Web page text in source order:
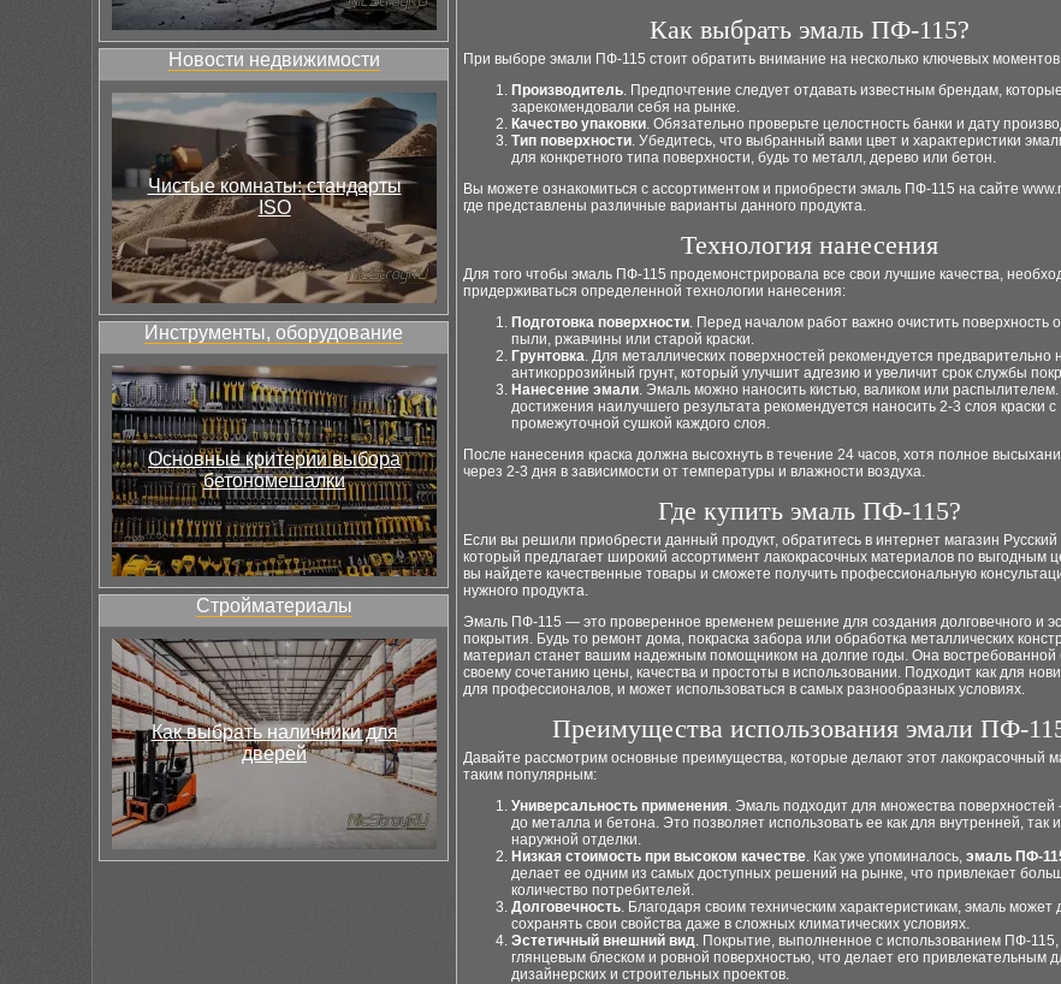
Новости недвижимости
Чистые комнаты: стандарты
ISO
Инструменты, оборудование
Основные критерии выбора
бетономешалки
Стройматериалы
Как выбрать наличники для
дверей
Как выбрать эмаль ПФ-115?
При выборе эмали ПФ-115 стоит обратить внимание на несколько ключевых
Производитель. Предпочтение следует отдавать известным брендам, которые
зарекомендовали себя на рынке.
Качество упаковки. Обязательно проверьте целостность банки и дату
Тип поверхности. Убедитесь, что выбранный вами цвет и характеристики
для конкретного типа поверхности, будь то металл, дерево или бетон.
Вы можете ознакомиться с ассортиментом и приобрести эмаль ПФ-115 на сайте
где представлены различные варианты данного продукта.
Технология нанесения
Для того чтобы эмаль ПФ-115 продемонстрировала все свои лучшие качества,
придерживаться определенной технологии нанесения:
Подготовка поверхности. Перед началом работ важно очистить поверхность
пыли, ржавчины или старой краски.
Грунтовка. Для металлических поверхностей рекомендуется предварительно
антикоррозийный грунт, который улучшит адгезию и увеличит срок службы
Нанесение эмали. Эмаль можно наносить кистью, валиком или
достижения наилучшего результата рекомендуется наносить 2-3 слоя краски с
промежуточной сушкой каждого слоя.
После нанесения краска должна высохнуть в течение 24 часов, хотя полное
через 2-3 дня в зависимости от температуры и влажности воздуха.
Где купить эмаль ПФ-115?
Если вы решили приобрести данный продукт, обратитесь в интернет магазин Русский
который предлагает широкий ассортимент лакокрасочных материалов по выгодным
вы найдете качественные товары и сможете получить профессиональную
нужного продукта.
Эмаль ПФ-115 — это проверенное временем решение для создания долговечного и
покрытия. Будь то ремонт дома, покраска забора или обработка металлических
материал станет вашим надежным помощником на долгие годы. Она востребованной
своему сочетанию цены, качества и простоты в использовании. Подходит как для
для профессионалов, и может использоваться в самых разнообразных условиях.
Преимущества использования эмали ПФ-
Давайте рассмотрим основные преимущества, которые делают этот лакокрасочный
таким популярным:
Универсальность применения. Эмаль подходит для множества
до металла и бетона. Это позволяет использовать ее как для внутренней, так
наружной отделки.
Низкая стоимость при высоком качестве. Как уже упоминалось, эмаль ПФ-
делает ее одним из самых доступных решений на рынке, что привлекает
количество потребителей.
Долговечность. Благодаря своим техническим характеристикам, эмаль может
сохранять свои свойства даже в сложных климатических условиях.
Эстетичный внешний вид. Покрытие, выполненное с использованием ПФ-115,
глянцевым блеском и ровной поверхностью, что делает его привлекательным
дизайнерских и строительных проектов.